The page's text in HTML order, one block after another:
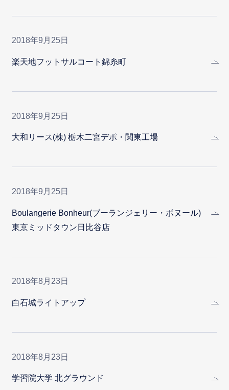
2018年9月25日
楽天地フットサルコート錦糸町
2018年9月25日
大和リース(株) 栃木二宮デポ・関東工場
2018年9月25日
Boulangerie Bonheur(ブーランジェリー・ボヌール)
東京ミッドタウン日比谷店
2018年8月23日
白石城ライトアップ
2018年8月23日
学習院大学 北グラウンド